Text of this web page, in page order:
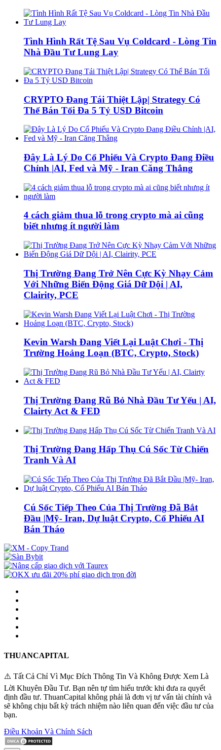
Tình Hình Rất Tệ Sau Vụ Coldcard - Lòng Tin
Nhà Đầu Tư Lung Lay
CRYPTO Đang Tái Thiệt Lập| Strategy Có
Thể Bán Tối Đa 5 Tỷ USD Bitcoin
Đây Là Lý Do Cổ Phiếu Và Crypto Đang Điều
Chỉnh |AI, Fed và Mỹ - Iran Căng Thẳng
4 cách giảm thua lỗ trong crypto mà ai cũng
biết nhưng ít người làm
Thị Trường Đang Trở Nên Cực Kỳ Nhạy Cảm
Với Những Biến Động Giá Dữ Dội | AI,
Clairity, PCE
Kevin Warsh Đang Viết Lại Luật Chơi - Thị
Trường Hoảng Loạn (BTC, Crypto, Stock)
Thị Trường Đang Rũ Bỏ Nhà Đầu Tư Yếu | AI,
Clairty Act & FED
Thị Trường Đang Hấp Thụ Cú Sốc Từ Chiến
Tranh Và AI
Cú Sốc Tiếp Theo Của Thị Trường Đã Bắt
Đầu |Mỹ- Iran, Dự luật Crypto, Cổ Phiếu AI
Bán Tháo
THUANCAPITAL
⚠️ Tất Cả Chỉ Vì Mục Đích Thông Tin Và Không Được Xem Là
Lời Khuyên Đầu Tư. Bạn nên tự tìm hiểu trước khi đưa ra quyết
định đầu tư. ThuanCapital không phải là đơn vị tư vấn tài chính và
sẽ không chịu bất kỳ trách nhiệm nào liên quan đến việc đầu tư của
bạn.
Điều Khoản Và Chính Sách